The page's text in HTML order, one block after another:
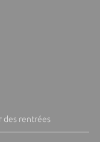
des rentrées